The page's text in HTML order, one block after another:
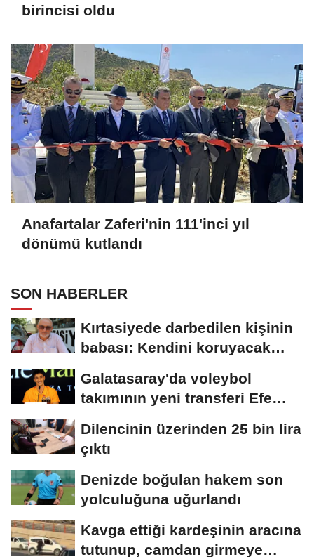
birincisi oldu
Anafartalar Zaferi'nin 111'inci yıl
dönümü kutlandı
SON HABERLER
Kırtasiyede darbedilen kişinin
babası: Kendini koruyacak
Galatasaray'da voleybol
takımının yeni transferi Efe
Dilencinin üzerinden 25 bin lira
çıktı
Denizde boğulan hakem son
yolculuğuna uğurlandı
Kavga ettiği kardeşinin aracına
tutunup, camdan girmeye